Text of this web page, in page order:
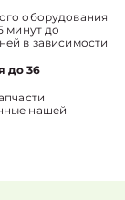
оборудования
минут до
в зависимости
до 36
нашей